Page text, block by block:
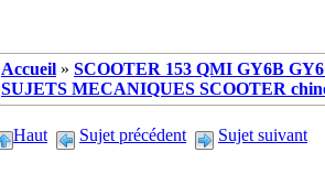
Accueil » SCOOTER 153 QMI GY6B
SUJETS MECANIQUES SCOOTER
Haut Sujet précédent Sujet suivant